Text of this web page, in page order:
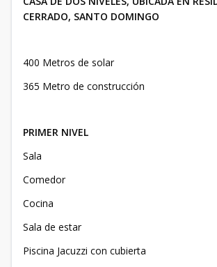
CERRADO, SANTO DOMINGO
400 Metros de solar
365 Metro de construcción
PRIMER NIVEL
Sala
Comedor
Cocina
Sala de estar
Piscina Jacuzzi con cubierta